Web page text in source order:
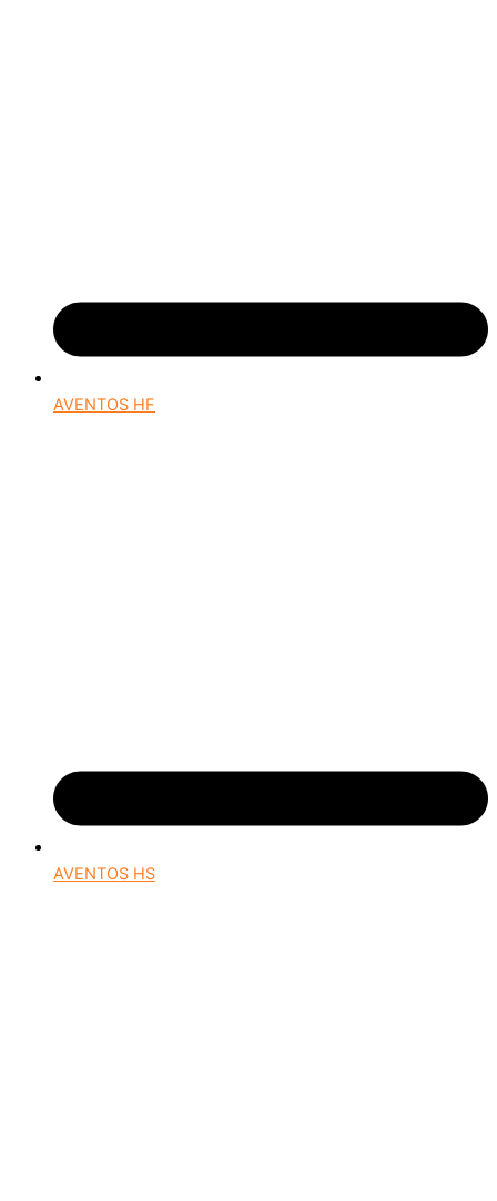
AVENTOS HF
AVENTOS HS